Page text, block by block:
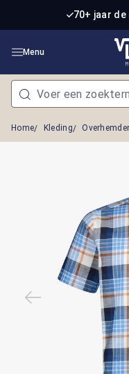
Ga naar de hoofdinhoud
70+ jaar
Menu
Home Kleding